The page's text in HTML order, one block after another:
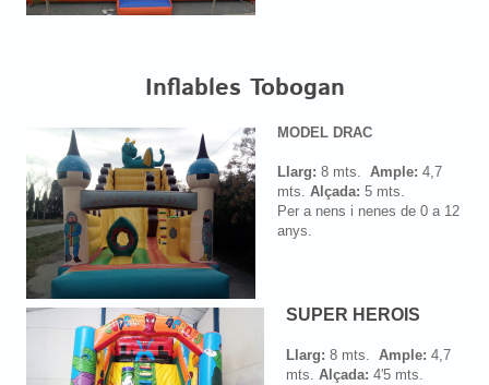
Inflables Tobogan
MODEL DRAC
Llarg: 8 mts. Ample: 4,7
mts. Alçada: 5 mts.
Per a nens i nenes de 0 a 12
anys.
SUPER HEROIS
Llarg: 8 mts. Ample: 4,7
mts. Alçada: 4'5 mts.